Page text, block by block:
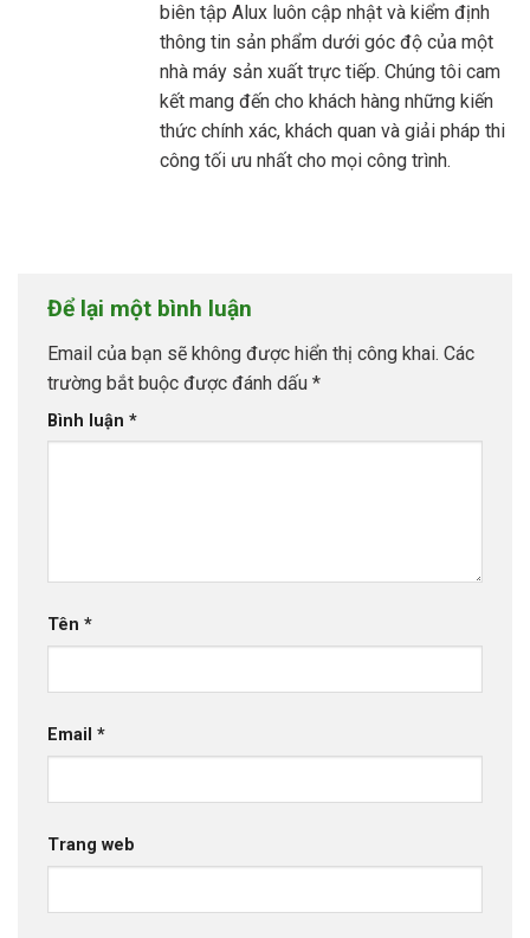
biên tập Alux luôn cập nhật và kiểm định
thông tin sản phẩm dưới góc độ của một
nhà máy sản xuất trực tiếp. Chúng tôi cam
kết mang đến cho khách hàng những kiến
thức chính xác, khách quan và giải pháp thi
công tối ưu nhất cho mọi công trình.
Để lại một bình luận
Email của bạn sẽ không được hiển thị công khai. Các
trường bắt buộc được đánh dấu *
Bình luận *
Tên *
Email *
Trang web